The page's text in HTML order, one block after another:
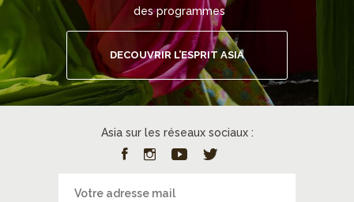
des programmes
DECOUVRIR L’ESPRIT ASIA
Asia sur les réseaux sociaux :